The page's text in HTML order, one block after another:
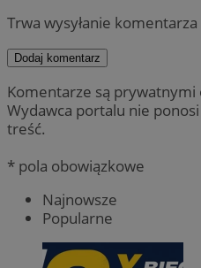
Trwa wysyłanie komentarza
Dodaj komentarz
Komentarze są
Wydawca portalu nie
treść.
* pola obowiązkowe
Najnowsze
Popularne